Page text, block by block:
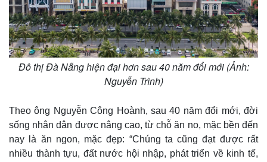
Đô thị Đà Nẵng hiện đại hơn sau 40 năm đổi mới (Ảnh:
Nguyễn Trình)
Theo ông Nguyễn Công Hoành, sau 40 năm đổi mới, đời
sống nhân dân được nâng cao, từ chỗ ăn no, mặc bền đến
nay là ăn ngon, mặc đẹp: “Chúng ta cũng đạt được rất
nhiều thành tựu, đất nước hội nhập, phát triển về kinh tế,